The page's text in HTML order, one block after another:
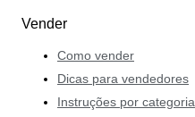
Vender
Como vender
Dicas para vendedores
Instruções por categoria